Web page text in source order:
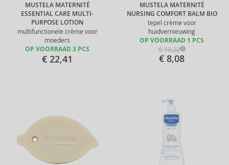
MUSTELA MATERNITÉ
ESSENTIAL CARE MULTI-
PURPOSE LOTION
multifunctionele crème voor
moeders
OP VOORRAAD 3 PCS
€ 22,41
MUSTELA MATERNITÉ
NURSING COMFORT BALM BIO
tepel crème voor
huidvernieuwing
OP VOORRAAD 1 PCS
€ 10,22
€ 8,08